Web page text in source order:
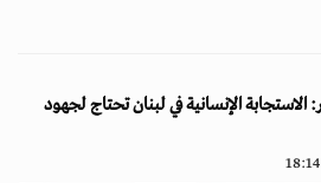
الإنسانية في لبنان تحتاج لجهود